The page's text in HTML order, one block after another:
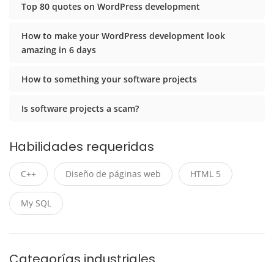
Top 80 quotes on WordPress development
How to make your WordPress development look
amazing in 6 days
How to something your software projects
Is software projects a scam?
Habilidades requeridas
C++ Diseño de páginas web HTML 5
My SQL